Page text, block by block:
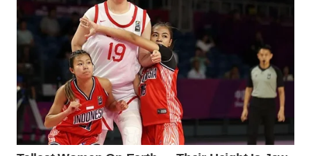
Wahana
Network
KONSUMEN
LISTRIK
MASYARAKAT
KELISTRIKAN